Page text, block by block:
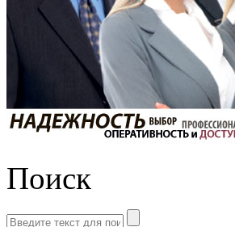
Поиск